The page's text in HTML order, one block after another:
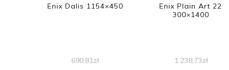
Enix Dalis 1154×450
690,81zł
Enix Plain Art 22
300×1400
1 238,73zł